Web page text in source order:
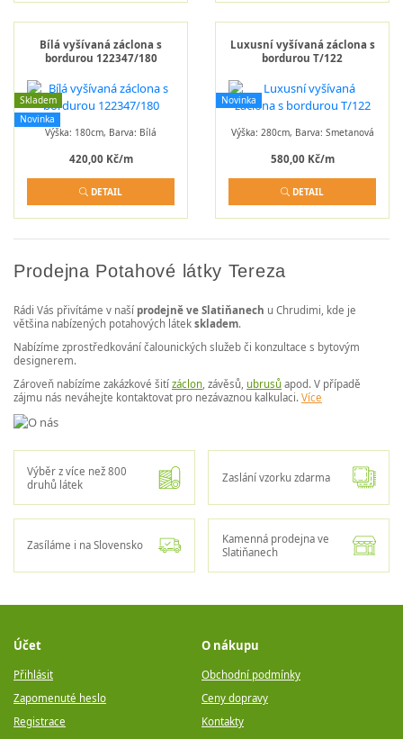
Bílá vyšívaná záclona s
bordurou 122347/180
Skladem
Novinka
Výška: 180cm, Barva: Bílá
420,00 Kč/m
DETAIL
Luxusní vyšívaná záclona s
bordurou T/122
Novinka
Výška: 280cm, Barva: Smetanová
580,00 Kč/m
DETAIL
Prodejna Potahové látky Tereza
Rádi Vás přivítáme v naší prodejně ve Slatiňanech u Chrudimi, kde je
většina nabízených potahových látek skladem.
Nabízíme zprostředkování čalounických služeb či konzultace s bytovým
designerem.
Zároveň nabízíme zakázkové šití záclon , závěsů, ubrusů apod. V případě
zájmu nás neváhejte kontaktovat pro nezávaznou kalkulaci. Více
Výběr z více než 800
druhů látek
Zaslání vzorku zdarma
Zasíláme i na Slovensko
Kamenná prodejna ve
Slatiňanech
Účet
Přihlásit
Zapomenuté heslo
Registrace
O nákupu
Obchodní podmínky
Ceny dopravy
Kontakty